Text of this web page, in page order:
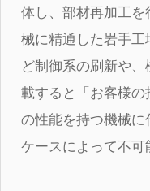
Taiwanese
Korean
体し、部材再加工
械に精通した岩手
ど制御系の刷新や
載すると「お客様
の性能を持つ機械
ケースによって不可